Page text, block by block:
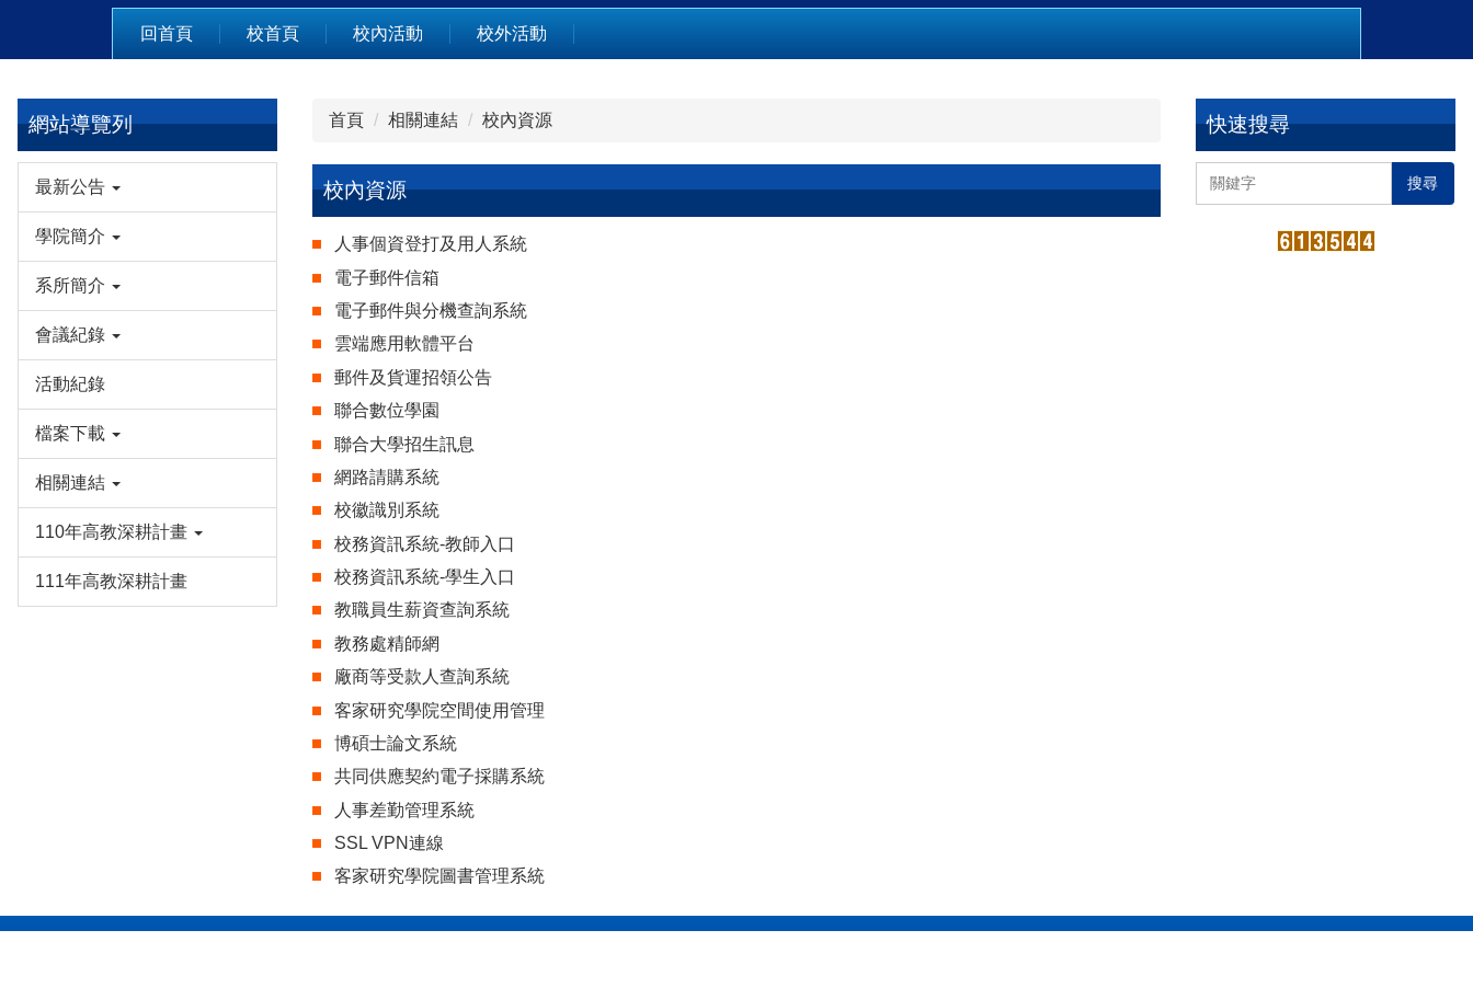
回首頁 校首頁 校內活動 校外活動
網站導覽列
最新公告
學院簡介
系所簡介
會議紀錄
活動紀錄
檔案下載
相關連結
110年高教深耕計畫
111年高教深耕計畫
首頁 相關連結 校內資源
校內資源
人事個資登打及用人系統
電子郵件信箱
電子郵件與分機查詢系統
雲端應用軟體平台
郵件及貨運招領公告
聯合數位學園
聯合大學招生訊息
網路請購系統
校徽識別系統
校務資訊系統-教師入口
校務資訊系統-學生入口
教職員生薪資查詢系統
教務處精師網
廠商等受款人查詢系統
客家研究學院空間使用管理
博碩士論文系統
共同供應契約電子採購系統
人事差勤管理系統
SSL VPN連線
客家研究學院圖書管理系統
快速搜尋
搜尋